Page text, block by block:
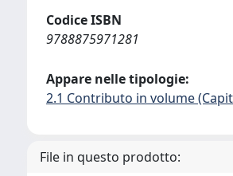
Codice ISBN
9788875971281
Appare nelle tipologie:
2.1 Contributo in volume
File in questo prodotto: